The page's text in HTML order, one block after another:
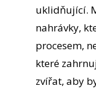
uklidňující.
nahrávky,
procesem,
které
zvířat, aby